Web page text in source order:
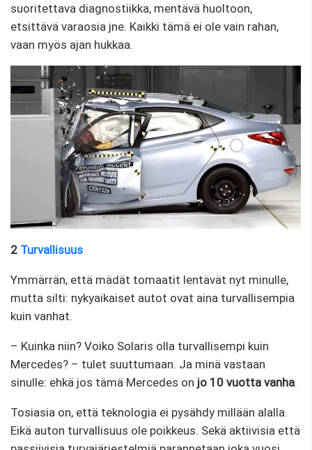
suoritettava diagnostiikka, mentävä huoltoon,
etsittävä varaosia jne. Kaikki tämä ei ole vain rahan,
vaan myös ajan hukkaa.
2 Turvallisuus
Ymmärrän, että mädät tomaatit lentävät nyt minulle,
mutta silti: nykyaikaiset autot ovat aina turvallisempia
kuin vanhat.
– Kuinka niin? Voiko Solaris olla turvallisempi kuin
Mercedes? – tulet suuttumaan. Ja minä vastaan ​​
sinulle: ehkä jos tämä Mercedes on jo 10 vuotta vanha.
Tosiasia on, että teknologia ei pysähdy millään alalla.
Eikä auton turvallisuus ole poikkeus. Sekä aktiivisia että